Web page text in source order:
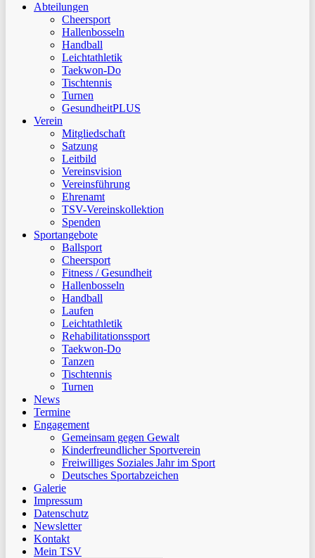
SuchenAbteilungen
Cheersport
Hallenbosseln
Handball
Leichtathletik
Taekwon-Do
Tischtennis
Turnen
GesundheitPLUS
Verein
Mitgliedschaft
Satzung
Leitbild
Vereinsvision
Vereinsführung
Ehrenamt
TSV-Vereinskollektion
Spenden
Sportangebote
Ballsport
Cheersport
Fitness / Gesundheit
Hallenbosseln
Handball
Laufen
Leichtathletik
Rehabilitationssport
Taekwon-Do
Tanzen
Tischtennis
Turnen
News
Termine
Engagement
Gemeinsam gegen Gewalt
Kinderfreundlicher Sportverein
Freiwilliges Soziales Jahr im Sport
Deutsches Sportabzeichen
Galerie
Impressum
Datenschutz
Newsletter
Kontakt
Mein TSV